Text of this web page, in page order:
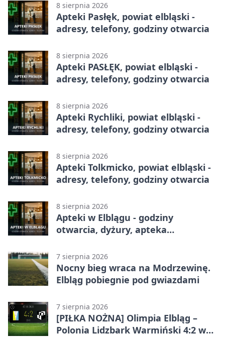
8 sierpnia 2026
Apteki Pasłęk, powiat elbląski -
adresy, telefony, godziny otwarcia
8 sierpnia 2026
Apteki PASŁĘK, powiat elbląski -
adresy, telefony, godziny otwarcia
8 sierpnia 2026
Apteki Rychliki, powiat elbląski -
adresy, telefony, godziny otwarcia
8 sierpnia 2026
Apteki Tolkmicko, powiat elbląski -
adresy, telefony, godziny otwarcia
8 sierpnia 2026
Apteki w Elblągu - godziny
otwarcia, dyżury, apteka
7 sierpnia 2026
Nocny bieg wraca na Modrzewinę.
Elbląg pobiegnie pod gwiazdami
7 sierpnia 2026
[PIŁKA NOŻNA] Olimpia Elbląg –
Polonia Lidzbark Warmiński 4:2 w